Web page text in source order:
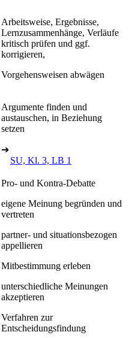
Arbeitsweise, Ergebnisse,
Lernzusammenhänge, Verläufe
kritisch prüfen und ggf.
korrigieren,
Vorgehensweisen abwägen
Argumente finden und
austauschen, in Beziehung
setzen
➔
SU, Kl. 3, LB 1
Pro- und Kontra-Debatte
eigene Meinung begründen und
vertreten
partner- und situationsbezogen
appellieren
Mitbestimmung erleben
unterschiedliche Meinungen
akzeptieren
Verfahren zur
Entscheidungsfindung